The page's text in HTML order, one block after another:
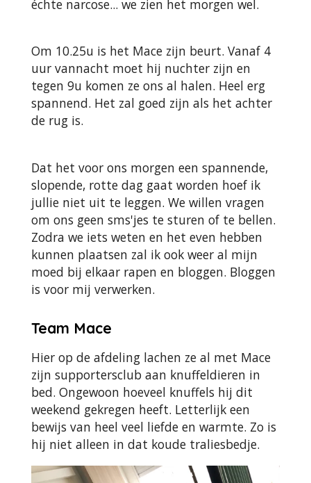
échte narcose... we zien het morgen wel.
Om 10.25u is het Mace zijn beurt. Vanaf 4
uur vannacht moet hij nuchter zijn en
tegen 9u komen ze ons al halen. Heel erg
spannend. Het zal goed zijn als het achter
de rug is.
Dat het voor ons morgen een spannende,
slopende, rotte dag gaat worden hoef ik
jullie niet uit te leggen. We willen vragen
om ons geen sms'jes te sturen of te bellen.
Zodra we iets weten en het even hebben
kunnen plaatsen zal ik ook weer al mijn
moed bij elkaar rapen en bloggen. Bloggen
is voor mij verwerken.
Team Mace
Hier op de afdeling lachen ze al met Mace
zijn supportersclub aan knuffeldieren in
bed. Ongewoon hoeveel knuffels hij dit
weekend gekregen heeft. Letterlijk een
bewijs van heel veel liefde en warmte. Zo is
hij niet alleen in dat koude traliesbedje.